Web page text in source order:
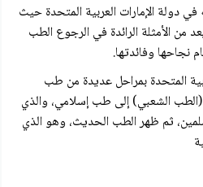
دولة الإمارات العربية المتحدة حيث
عام 1996م، كما يعد من الأمثلة الرائدة في الرجوع الطب
نجاحها وفائدتها.
المتحدة بمراحل عديدة من طب
الشعبي) إلى طب إسلامي، والذي
ثم ظهر الطب الحديث، وهو الذي